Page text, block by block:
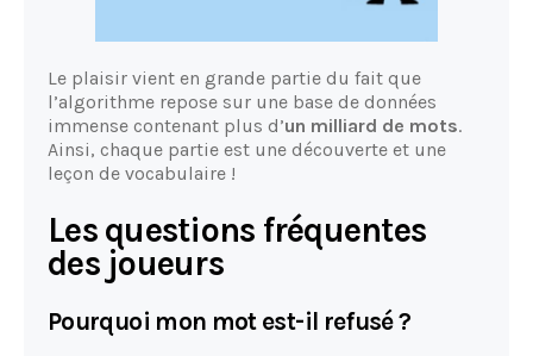
Le plaisir vient en grande partie du fait que
l’algorithme repose sur une base de données
immense contenant plus d’un milliard de mots.
Ainsi, chaque partie est une découverte et une
leçon de vocabulaire !
Les questions fréquentes
des joueurs
Pourquoi mon mot est-il refusé ?